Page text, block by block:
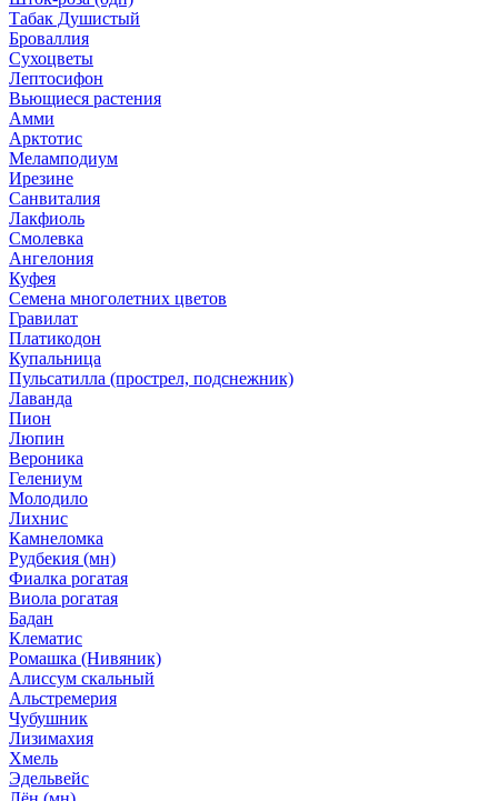
Табак Душистый
Броваллия
Сухоцветы
Лептосифон
Вьющиеся растения
Амми
Арктотис
Меламподиум
Ирезине
Санвиталия
Лакфиоль
Смолевка
Ангелония
Куфея
Семена многолетних цветов
Гравилат
Платикодон
Купальница
Пульсатилла (прострел, подснежник)
Лаванда
Пион
Люпин
Вероника
Гелениум
Молодило
Лихнис
Камнеломка
Рудбекия (мн)
Фиалка рогатая
Виола рогатая
Бадан
Клематис
Ромашка (Нивяник)
Алиссум скальный
Альстремерия
Чубушник
Лизимахия
Хмель
Эдельвейс